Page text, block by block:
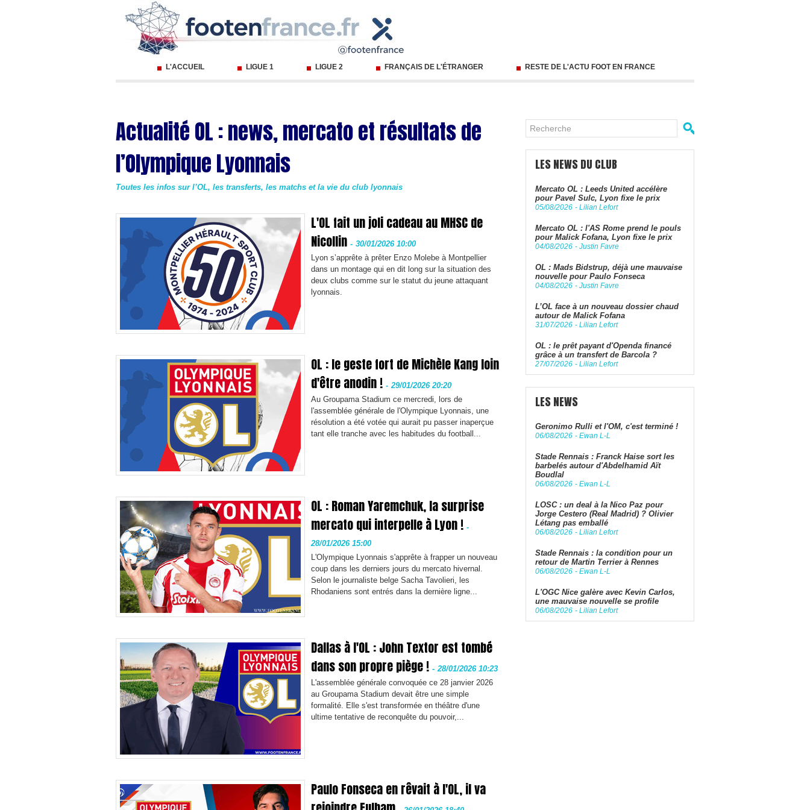
L'ACCUEIL LIGUE 1 LIGUE 2 FRANÇAIS DE L'ÉTRANGER RESTE DE L'ACTU FOOT EN FRANCE
Actualité OL : news, mercato et résultats de
l’Olympique Lyonnais
Toutes les infos sur l’OL, les transferts, les matchs et la vie du club lyonnais
L'OL fait un joli cadeau au MHSC de
Nicollin - 30/01/2026 10:00
Lyon s’apprête à prêter Enzo Molebe à Montpellier
dans un montage qui en dit long sur la situation des
deux clubs comme sur le statut du jeune attaquant
lyonnais.
OL : le geste fort de Michèle Kang loin
d'être anodin ! - 29/01/2026 20:20
Au Groupama Stadium ce mercredi, lors de
l'assemblée générale de l'Olympique Lyonnais, une
résolution a été votée qui aurait pu passer inaperçue
tant elle tranche avec les habitudes du football...
OL : Roman Yaremchuk, la surprise
mercato qui interpelle à Lyon ! -
28/01/2026 15:00
L'Olympique Lyonnais s'apprête à frapper un nouveau
coup dans les derniers jours du mercato hivernal.
Selon le journaliste belge Sacha Tavolieri, les
Rhodaniens sont entrés dans la dernière ligne...
Dallas à l'OL : John Textor est tombé
dans son propre piège ! - 28/01/2026 10:23
L'assemblée générale convoquée ce 28 janvier 2026
au Groupama Stadium devait être une simple
formalité. Elle s'est transformée en théâtre d'une
ultime tentative de reconquête du pouvoir,...
Paulo Fonseca en rêvait à l'OL, il va
LES NEWS DU CLUB
Mercato OL : Leeds United accélère
pour Pavel Sulc, Lyon fixe le prix
05/08/2026 - Lilian Lefort
Mercato OL : l'AS Rome prend le pouls
pour Malick Fofana, Lyon fixe le prix
04/08/2026 - Justin Favre
OL : Mads Bidstrup, déjà une mauvaise
nouvelle pour Paulo Fonseca
04/08/2026 - Justin Favre
L’OL face à un nouveau dossier chaud
autour de Malick Fofana
31/07/2026 - Lilian Lefort
OL : le prêt payant d'Openda financé
grâce à un transfert de Barcola ?
27/07/2026 - Lilian Lefort
LES NEWS
Geronimo Rulli et l'OM, c'est terminé !
06/08/2026 - Ewan L-L
Stade Rennais : Franck Haise sort les
barbelés autour d'Abdelhamid Aït
Boudlal
06/08/2026 - Ewan L-L
LOSC : un deal à la Nico Paz pour
Jorge Cestero (Real Madrid) ? Olivier
Létang pas emballé
06/08/2026 - Lilian Lefort
Stade Rennais : la condition pour un
retour de Martin Terrier à Rennes
06/08/2026 - Ewan L-L
L'OGC Nice galère avec Kevin Carlos,
une mauvaise nouvelle se profile
06/08/2026 - Lilian Lefort